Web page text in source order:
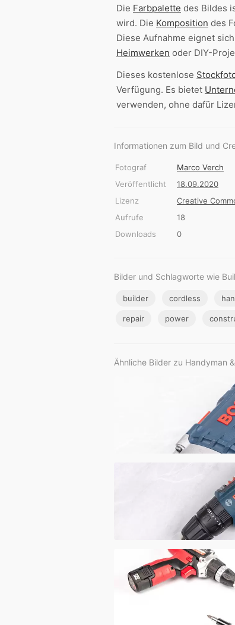
Die Farbpalette des Bildes
wird. Die Komposition des
Diese Aufnahme eignet
Heimwerken oder DIY-
Dieses kostenlose
Verfügung. Es bietet
verwenden, ohne dafür
Informationen zum Bild und
Fotograf
Marco Verch
Veröffentlicht
18.09.2020
Lizenz
Creative
Aufrufe
18
Downloads
0
Bilder und Schlagworte wie
builder cordless
repair power
Ähnliche Bilder zu Handyman